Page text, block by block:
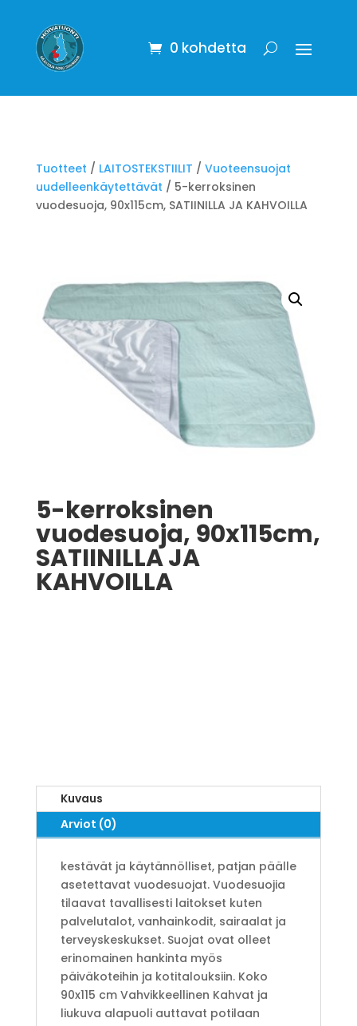
0 kohdetta
Tuotteet / LAITOSTEKSTIILIT / Vuoteensuojat
uudelleenkäytettävät / 5-kerroksinen
vuodesuoja, 90x115cm, SATIINILLA JA KAHVOILLA
5-kerroksinen
vuodesuoja, 90x115cm,
SATIINILLA JA
KAHVOILLA
Kuvaus
Arviot (0)
kestävät ja käytännölliset, patjan päälle
asetettavat vuodesuojat. Vuodesuojia
tilaavat tavallisesti laitokset kuten
palvelutalot, vanhainkodit, sairaalat ja
terveyskeskukset. Suojat ovat olleet
erinomainen hankinta myös
päiväkoteihin ja kotitalouksiin. Koko
90x115 cm Vahvikkeellinen Kahvat ja
liukuva alapuoli auttavat potilaan